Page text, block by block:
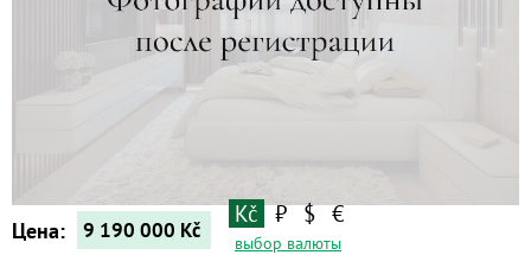
Цена: 9 190 000 Kč
Kč ₽ $ €
выбор валюты